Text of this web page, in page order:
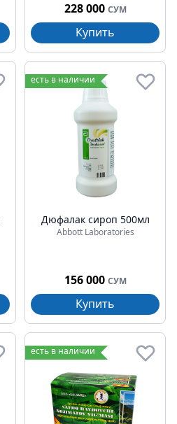
228 000 СУМ
Купить
есть в наличии
Дюфалак сироп 500мл
Abbott Laboratories
156 000 СУМ
Купить
есть в наличии